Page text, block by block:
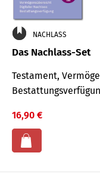
NACHLASS
Das Nachlass-Set
Testament,
16,90 €